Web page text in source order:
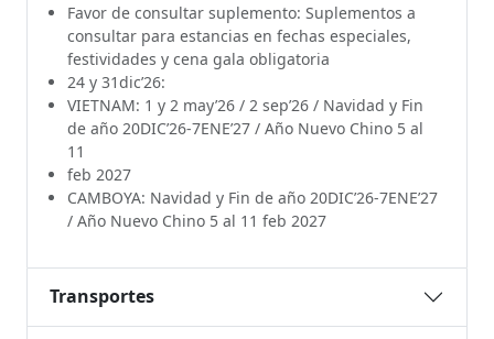
Favor de consultar suplemento: Suplementos a
consultar para estancias en fechas especiales,
festividades y cena gala obligatoria
24 y 31dic’26:
VIETNAM: 1 y 2 may’26 / 2 sep’26 / Navidad y Fin
de año 20DIC’26-7ENE’27 / Año Nuevo Chino 5 al
11
feb 2027
CAMBOYA: Navidad y Fin de año 20DIC’26-7ENE’27
/ Año Nuevo Chino 5 al 11 feb 2027
Transportes